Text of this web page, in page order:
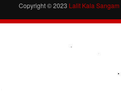
Copyright © 2023 Lalit Kala Sangam